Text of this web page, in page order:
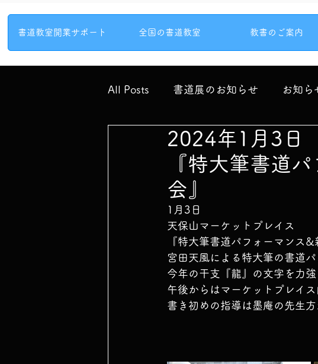
書道教室開業サポート 全国の書道教室 教書のご案内
All Posts 書道展のお知らせ お知ら
2024年1月3日
『特大筆書道
会』
1月3日
天保山マーケットプレイス
『特大筆書道パフォーマンス&
宮田天風による特大筆の書道パ
今年の干支『龍』の文字を力
午後からはマーケットプレイ
書き初めの指導は墨庵の先生方